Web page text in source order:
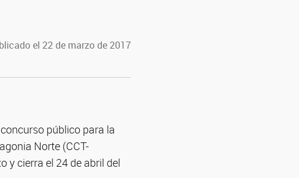
el 22 de marzo de 2017
público para la
Norte (CCT-
y cierra el 24 de abril del